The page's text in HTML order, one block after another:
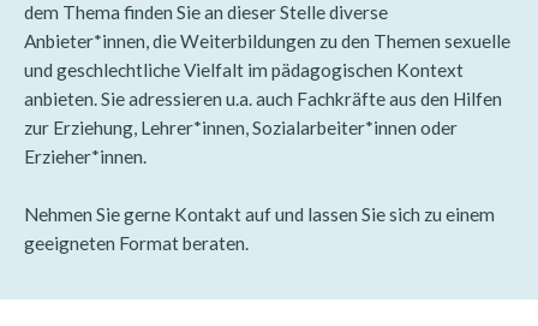
dem Thema finden Sie an dieser Stelle diverse
Anbieter*innen, die Weiterbildungen zu den Themen sexuelle
und geschlechtliche Vielfalt im pädagogischen Kontext
anbieten. Sie adressieren u.a. auch Fachkräfte aus den Hilfen
zur Erziehung, Lehrer*innen, Sozialarbeiter*innen oder
Erzieher*innen.
Nehmen Sie gerne Kontakt auf und lassen Sie sich zu einem
geeigneten Format beraten.